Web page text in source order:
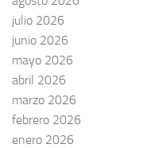
julio 2026
junio 2026
mayo 2026
abril 2026
marzo 2026
febrero 2026
enero 2026